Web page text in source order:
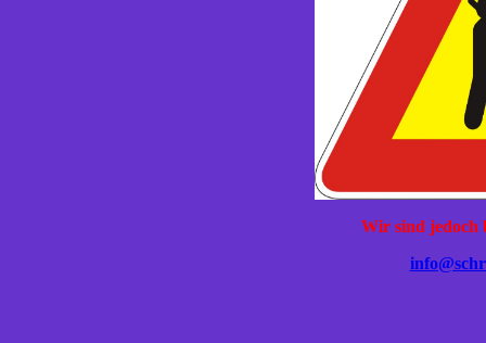
Wir sind jedoch